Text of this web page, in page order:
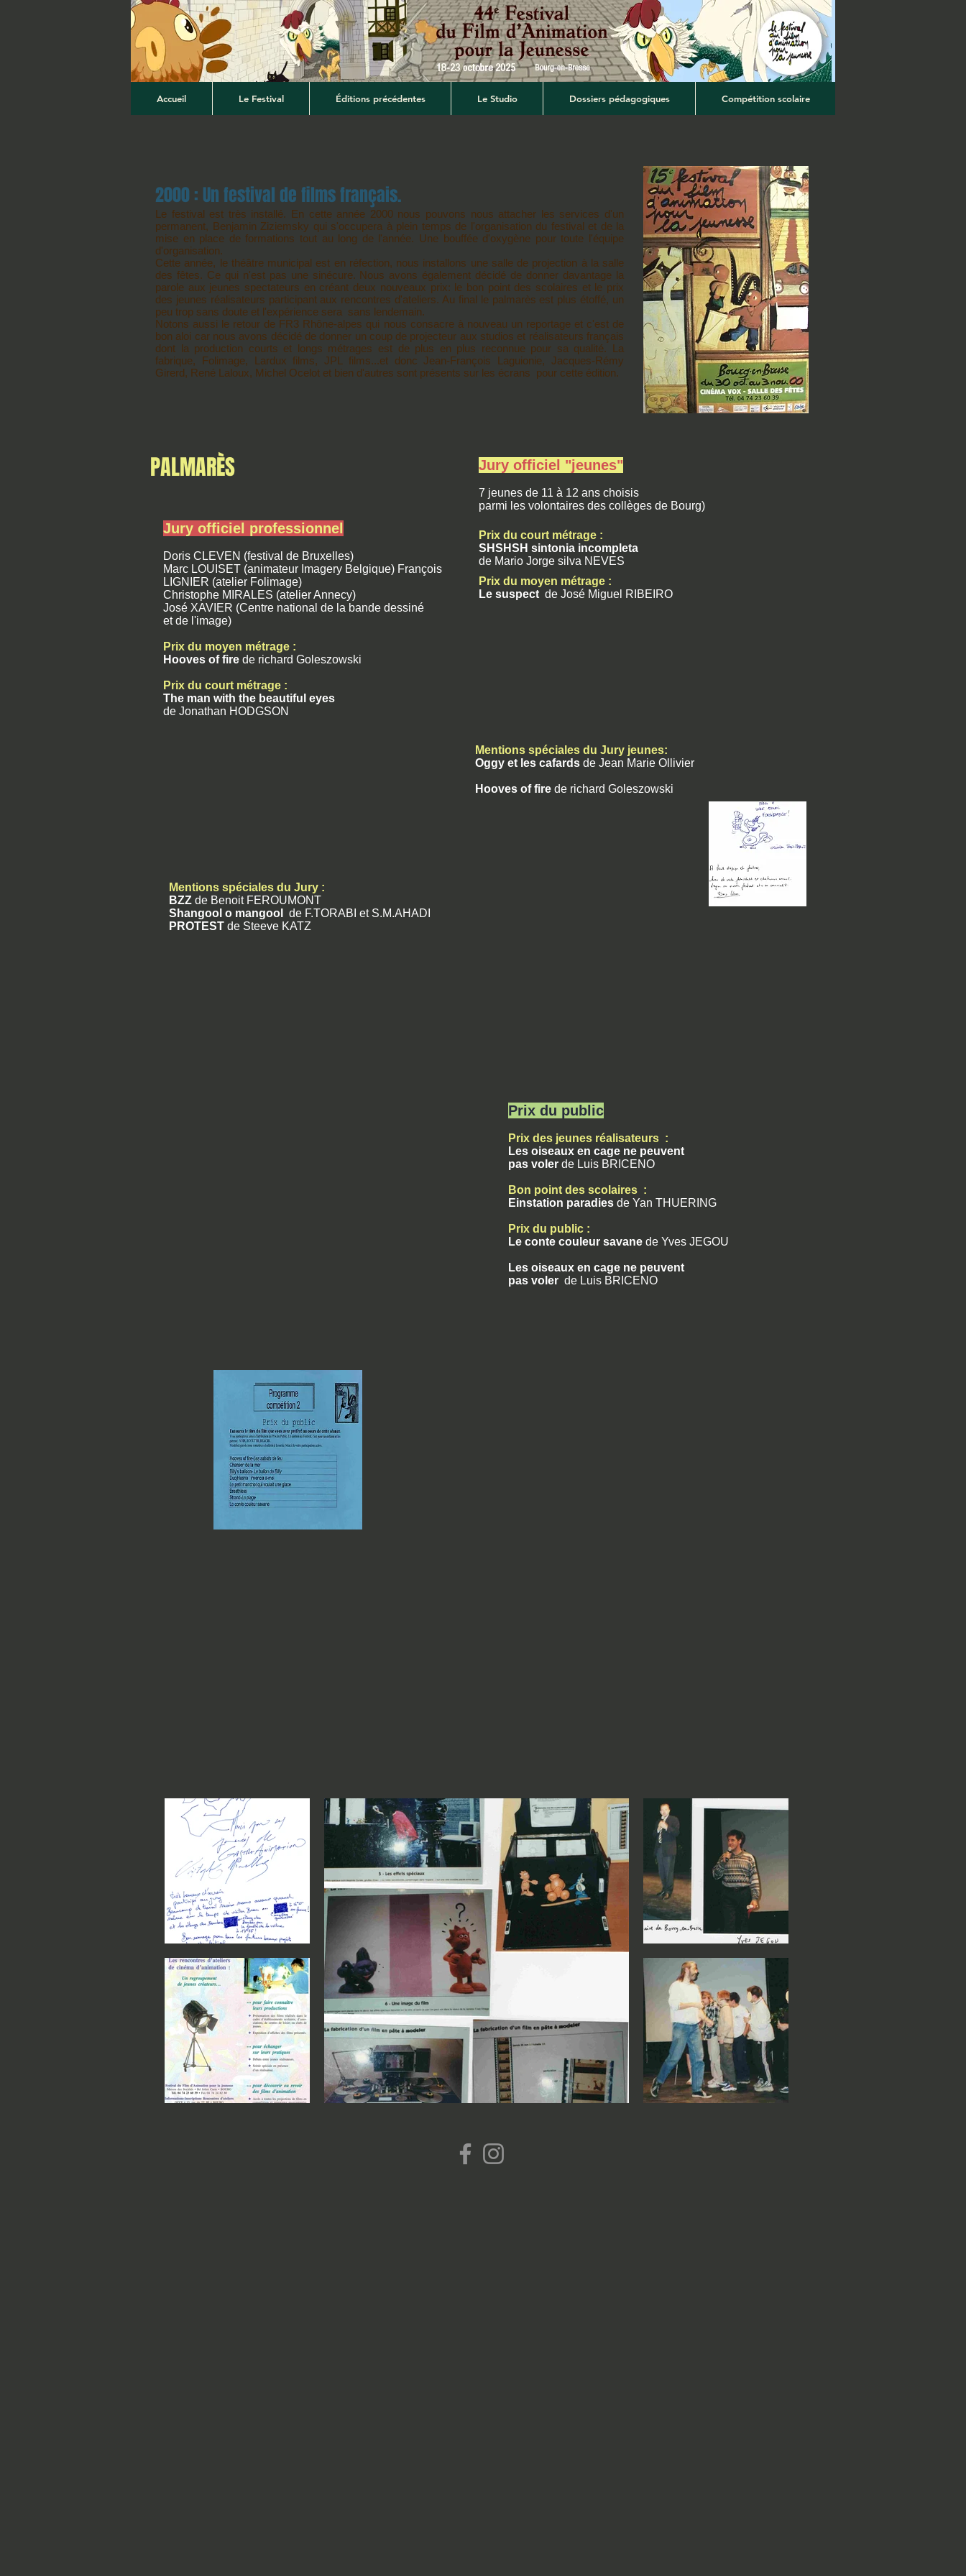
Accueil Le Festival Éditions précédentes Le Studio Dossiers pédagogiques Compétition scolaire
2000 : Un festival de films français.
Le festival est très installé. En cette année 2000 nous pouvons nous attacher les services d'un
permanent, Benjamin Ziziemsky qui s'occupera à plein temps de l'organisation du festival et de la
mise en place de formations tout au long de l'année. Une bouffée d'oxygène pour toute l'équipe
d'organisation.
Cette année, le théâtre municipal est en réfection, nous installons une salle de projection à la salle
des fêtes. Ce qui n'est pas une sinécure. Nous avons également décidé de donner davantage la
parole aux jeunes spectateurs en créant deux nouveaux prix: le bon point des scolaires et le prix
des jeunes réalisateurs participant aux rencontres d'ateliers. Au final le palmarès est plus étoffé, un
peu trop sans doute et l'expérience sera sans lendemain.
Notons aussi le retour de FR3 Rhône-alpes qui nous consacre à nouveau un reportage et c'est de
bon aloi car nous avons décidé de donner un coup de projecteur aux studios et réalisateurs français
dont la production courts et longs métrages est de plus en plus reconnue pour sa qualité. La
fabrique, Folimage, Lardux films, JPL films...et donc Jean-François Laguionie, Jacques-Rémy
Girerd, René Laloux, Michel Ocelot et bien d'autres sont présents sur les écrans pour cette édition.
PALMARÈS
Jury officiel professionnel
Doris CLEVEN (festival de Bruxelles)
Marc LOUISET (animateur Imagery Belgique) François
LIGNIER (atelier Folimage)
Christophe MIRALES (atelier Annecy)
José XAVIER (Centre national de la bande dessiné
et de l'image)
Prix du moyen métrage :
Hooves of fire de richard Goleszowski
Prix du court métrage :
The man with the beautiful eyes
de Jonathan HODGSON
Mentions spéciales du Jury :
BZZ de Benoit FEROUMONT
Shangool o mangool
de F.TORABI et S.M.AHADI
PROTEST de Steeve KATZ
Jury officiel "jeunes"
7 jeunes de 11 à 12 ans choisis
parmi les volontaires des collèges de Bourg)
Prix du court métrage :
SHSHSH sintonia incompleta
de Mario Jorge silva NEVES
Prix du moyen métrage :
Le suspect de José Miguel RIBEIRO
Mentions spéciales du Jury jeunes:
Oggy et les cafards de Jean Marie Ollivier
Hooves of fire de richard Goleszowski
Prix du public
Prix des jeunes réalisateurs :
Les oiseaux en cage ne peuvent
pas voler de Luis BRICENO
Bon point des scolaires :
Einstation paradies de Yan THUERING
Prix du public :
Le conte couleur savane de Yves JEGOU
Les oiseaux en cage ne peuvent
pas voler de Luis BRICENO